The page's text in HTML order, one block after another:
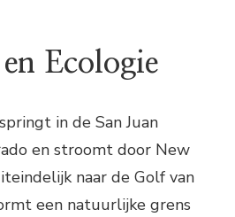
Ecologie
in de San Juan
en stroomt door New
naar de Golf van
een natuurlijke grens